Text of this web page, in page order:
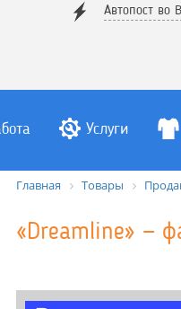
Автопост во
Услуги
Главная Товары
«Dreamline» —